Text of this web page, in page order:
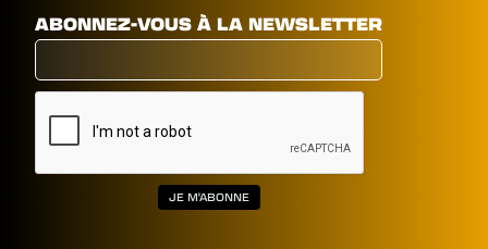
ABONNEZ-VOUS À LA NEWSLETTER